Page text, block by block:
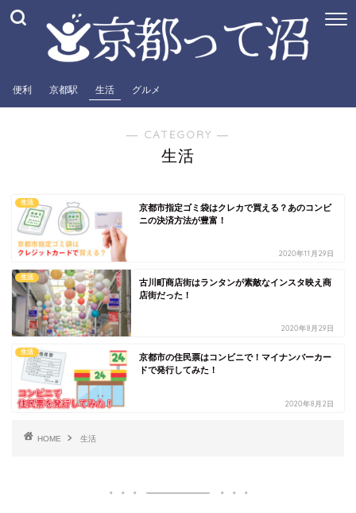
便利 京都駅 生活 グルメ
― CATEGORY ―
生活
生活
京都市指定ゴミ袋はクレカで買える？あのコンビ
ニの決済方法が豊富！
2020年11月29日
生活
古川町商店街はランタンが素敵なインスタ映え商
店街だった！
2020年8月29日
生活
京都市の住民票はコンビニで！マイナンバーカー
ドで発行してみた！
2020年8月2日
HOME 生活